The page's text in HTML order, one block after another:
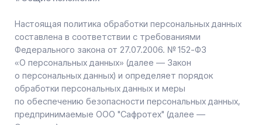
Федерального закона от 27.07.2006. № 152-ФЗ
о персональных данных) и определяет порядок
обработки персональных данных и меры
по обеспечению безопасности персональных данных,
предпринимаемые ООО "Сафротех" (далее —
Оператор).
1.1. Оператор ставит своей важнейшей целью
и условием осуществления своей деятельности
соблюдение прав и свобод человека и гражданина при
обработке его персональных данных, в том числе
защиты прав на неприкосновенность частной жизни,